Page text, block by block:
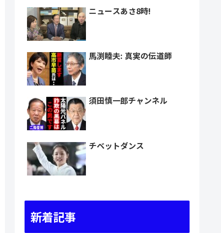
ニュースあさ8時!
馬渕睦夫: 真実の伝道師
須田慎一郎チャンネル
チベットダンス
新着記事